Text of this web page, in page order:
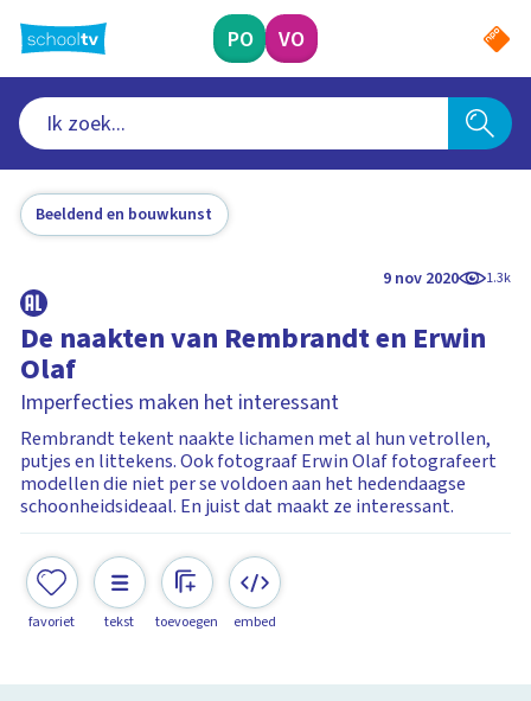
naar
hoofdinhoud
PO VO
Beeldend en bouwkunst
9 nov 2020 1.3k
De naakten van Rembrandt en Erwin
Olaf
Imperfecties maken het interessant
Rembrandt tekent naakte lichamen met al hun vetrollen,
putjes en littekens. Ook fotograaf Erwin Olaf fotografeert
modellen die niet per se voldoen aan het hedendaagse
schoonheidsideaal. En juist dat maakt ze interessant.
favoriet tekst toevoegen embed